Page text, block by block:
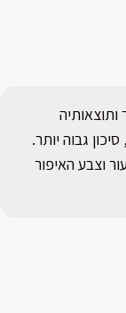
גבוה יותר.
וצבע האיפור